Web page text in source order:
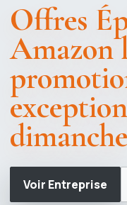
Offres
Amazon
Voir Entreprise